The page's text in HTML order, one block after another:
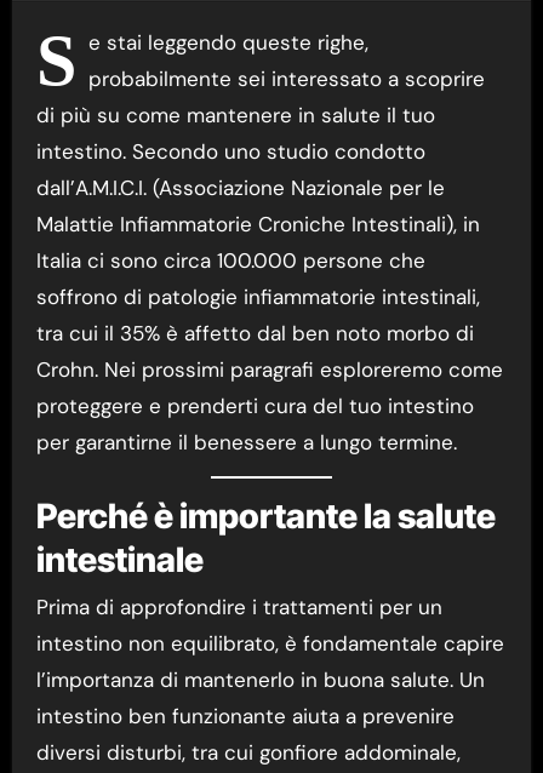
S e stai leggendo queste righe,
probabilmente sei interessato a scoprire
di più su come mantenere in salute il tuo
intestino. Secondo uno studio condotto
dall’A.M.I.C.I. (Associazione Nazionale per le
Malattie Infiammatorie Croniche Intestinali), in
Italia ci sono circa 100.000 persone che
soffrono di patologie infiammatorie intestinali,
tra cui il 35% è affetto dal ben noto morbo di
Crohn. Nei prossimi paragrafi esploreremo come
proteggere e prenderti cura del tuo intestino
per garantirne il benessere a lungo termine.
Perché è importante la salute
intestinale
Prima di approfondire i trattamenti per un
intestino non equilibrato, è fondamentale capire
l’importanza di mantenerlo in buona salute. Un
intestino ben funzionante aiuta a prevenire
diversi disturbi, tra cui gonfiore addominale,